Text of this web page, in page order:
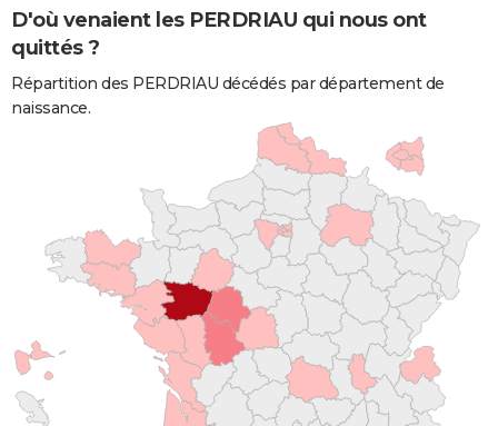
D'où venaient les PERDRIAU qui nous ont
quittés ?
Répartition des PERDRIAU décédés par département de
naissance.